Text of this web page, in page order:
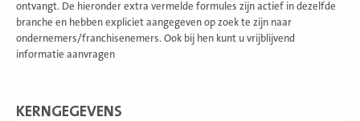
ontvangt. De hieronder extra vermelde formules zijn actief in dezelfde
branche en hebben expliciet aangegeven op zoek te zijn naar
ondernemers/franchisenemers. Ook bij hen kunt u vrijblijvend
informatie aanvragen
KERNGEGEVENS